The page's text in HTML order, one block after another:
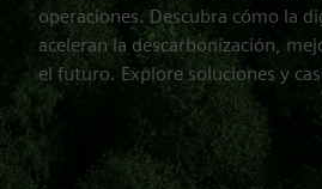
operaciones. Descubra cómo la
aceleran la descarbonización,
el futuro. Explore soluciones y